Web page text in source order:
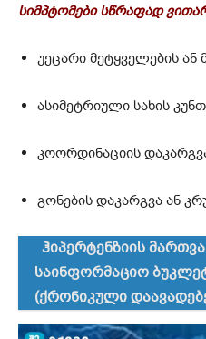
სიმპტომები სწრაფად
უეცარი მეტყველების ან
ასიმეტრიული სახის
კოორდინაციის
გონების დაკარგვა ან
ჰიპერტენზიის
საინფორმაციო
(ქრონიკული